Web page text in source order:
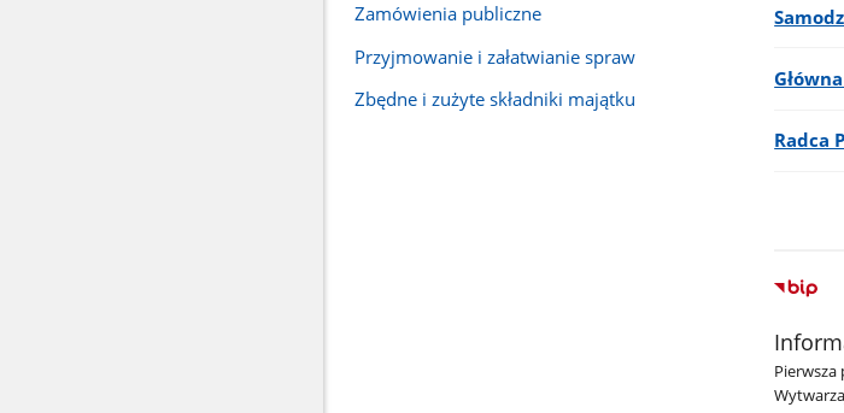
Zamówienia publiczne
Przyjmowanie i załatwianie spraw
Zbędne i zużyte składniki majątku
Radca
Pierwsza